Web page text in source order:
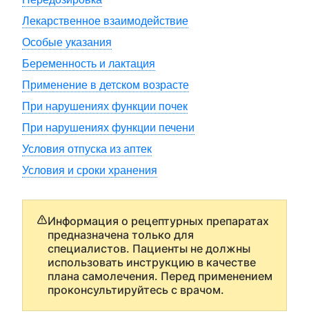
Лекарственное взаимодействие
Особые указания
Беременность и лактация
Применение в детском возрасте
При нарушениях функции почек
При нарушениях функции печени
Условия отпуска из аптек
Условия и сроки хранения
Информация о рецептурных препаратах
предназначена только для
специалистов. Пациенты не должны
использовать инструкцию в качестве
плана самолечения. Перед применением
проконсультируйтесь с врачом.